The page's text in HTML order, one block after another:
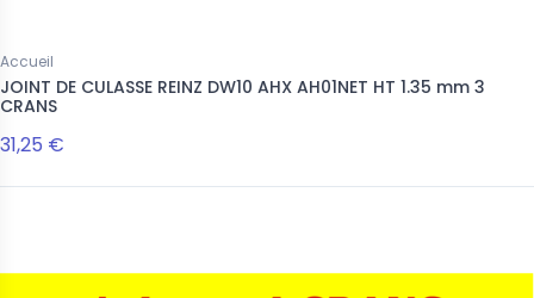
Accueil
JOINT DE CULASSE REINZ DW10 AHX AH01NET HT 1.35 mm 3
CRANS
31,25 €